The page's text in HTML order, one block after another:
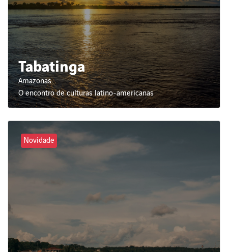
Tabatinga
Amazonas
O encontro de culturas latino-americanas
Novidade